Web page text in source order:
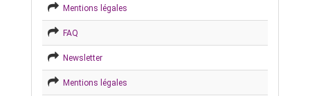
Mentions légales
FAQ
Newsletter
Mentions légales